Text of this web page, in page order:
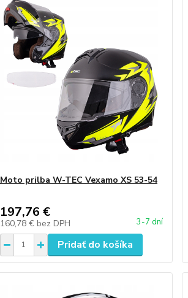
Moto prilba W-TEC Vexamo XS 53-54
197,76 €
160,78 € bez DPH 3-7 dní
Pridať do košíka